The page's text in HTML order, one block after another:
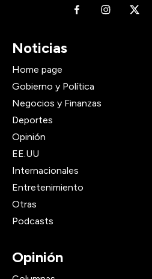
Noticias
Home page
Gobierno y Política
Negocios y Finanzas
Deportes
Opinión
EE.UU
Internacionales
Entretenimiento
Otras
Podcasts
Opinión